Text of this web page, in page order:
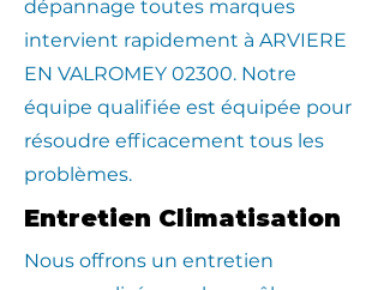
dépannage toutes marques
intervient rapidement à ARVIERE
EN VALROMEY 02300. Notre
équipe qualifiée est équipée pour
résoudre efficacement tous les
problèmes.
Entretien Climatisation
Nous offrons un entretien